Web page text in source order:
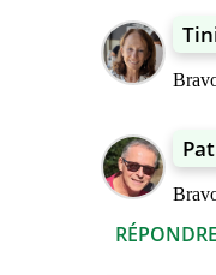
RÉPONDRE